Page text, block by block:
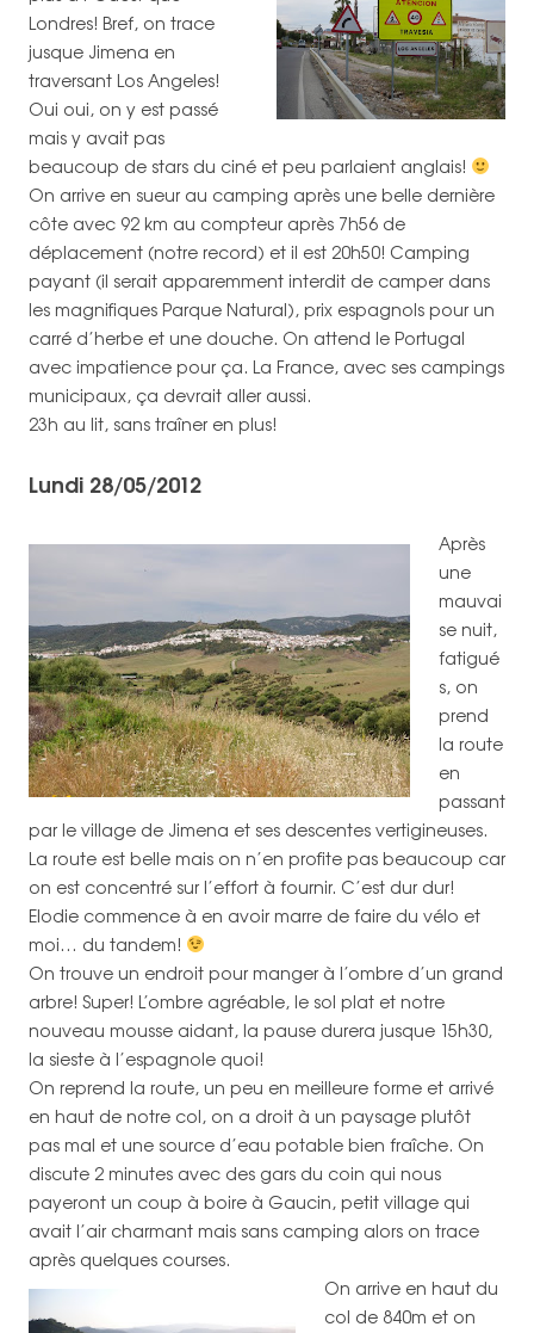
Londres! Bref, on trace
jusque Jimena en
traversant Los Angeles!
Oui oui, on y est passé
mais y avait pas
beaucoup de stars du ciné et peu parlaient anglais!
On arrive en sueur au camping après une belle dernière
côte avec 92 km au compteur après 7h56 de
déplacement (notre record) et il est 20h50! Camping
payant (il serait apparemment interdit de camper dans
les magnifiques Parque Natural), prix espagnols pour un
carré d’herbe et une douche. On attend le Portugal
avec impatience pour ça. La France, avec ses campings
municipaux, ça devrait aller aussi.
23h au lit, sans traîner en plus!
Lundi 28/05/2012
Après
une
mauvai
se nuit,
fatigué
s, on
prend
la route
en
passant
par le village de Jimena et ses descentes vertigineuses.
La route est belle mais on n’en profite pas beaucoup car
on est concentré sur l’effort à fournir. C’est dur dur!
Elodie commence à en avoir marre de faire du vélo et
moi… du tandem!
On trouve un endroit pour manger à l’ombre d’un grand
arbre! Super! L’ombre agréable, le sol plat et notre
nouveau mousse aidant, la pause durera jusque 15h30,
la sieste à l’espagnole quoi!
On reprend la route, un peu en meilleure forme et arrivé
en haut de notre col, on a droit à un paysage plutôt
pas mal et une source d’eau potable bien fraîche. On
discute 2 minutes avec des gars du coin qui nous
payeront un coup à boire à Gaucin, petit village qui
avait l’air charmant mais sans camping alors on trace
après quelques courses.
On arrive en haut du
col de 840m et on